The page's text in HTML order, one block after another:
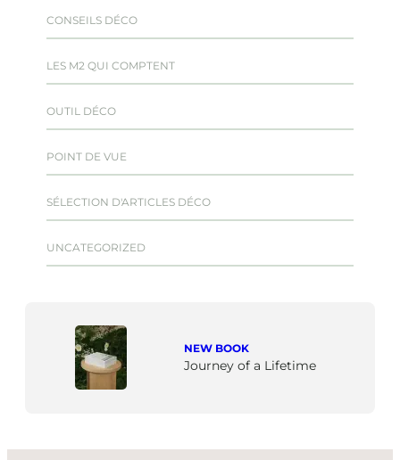
CONSEILS DÉCO
LES M2 QUI COMPTENT
OUTIL DÉCO
POINT DE VUE
SÉLECTION D'ARTICLES DÉCO
UNCATEGORIZED
NEW BOOK
Journey of a Lifetime